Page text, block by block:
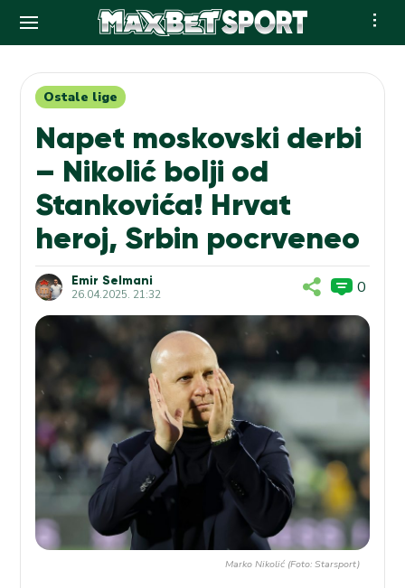
contentOstale lige
Napet moskovski derbi
– Nikolić bolji od
Stankovića! Hrvat
heroj, Srbin pocrveneo
Emir Selmani
26.04.2025. 21:32 0
Marko Nikolić (Foto: Starsport)